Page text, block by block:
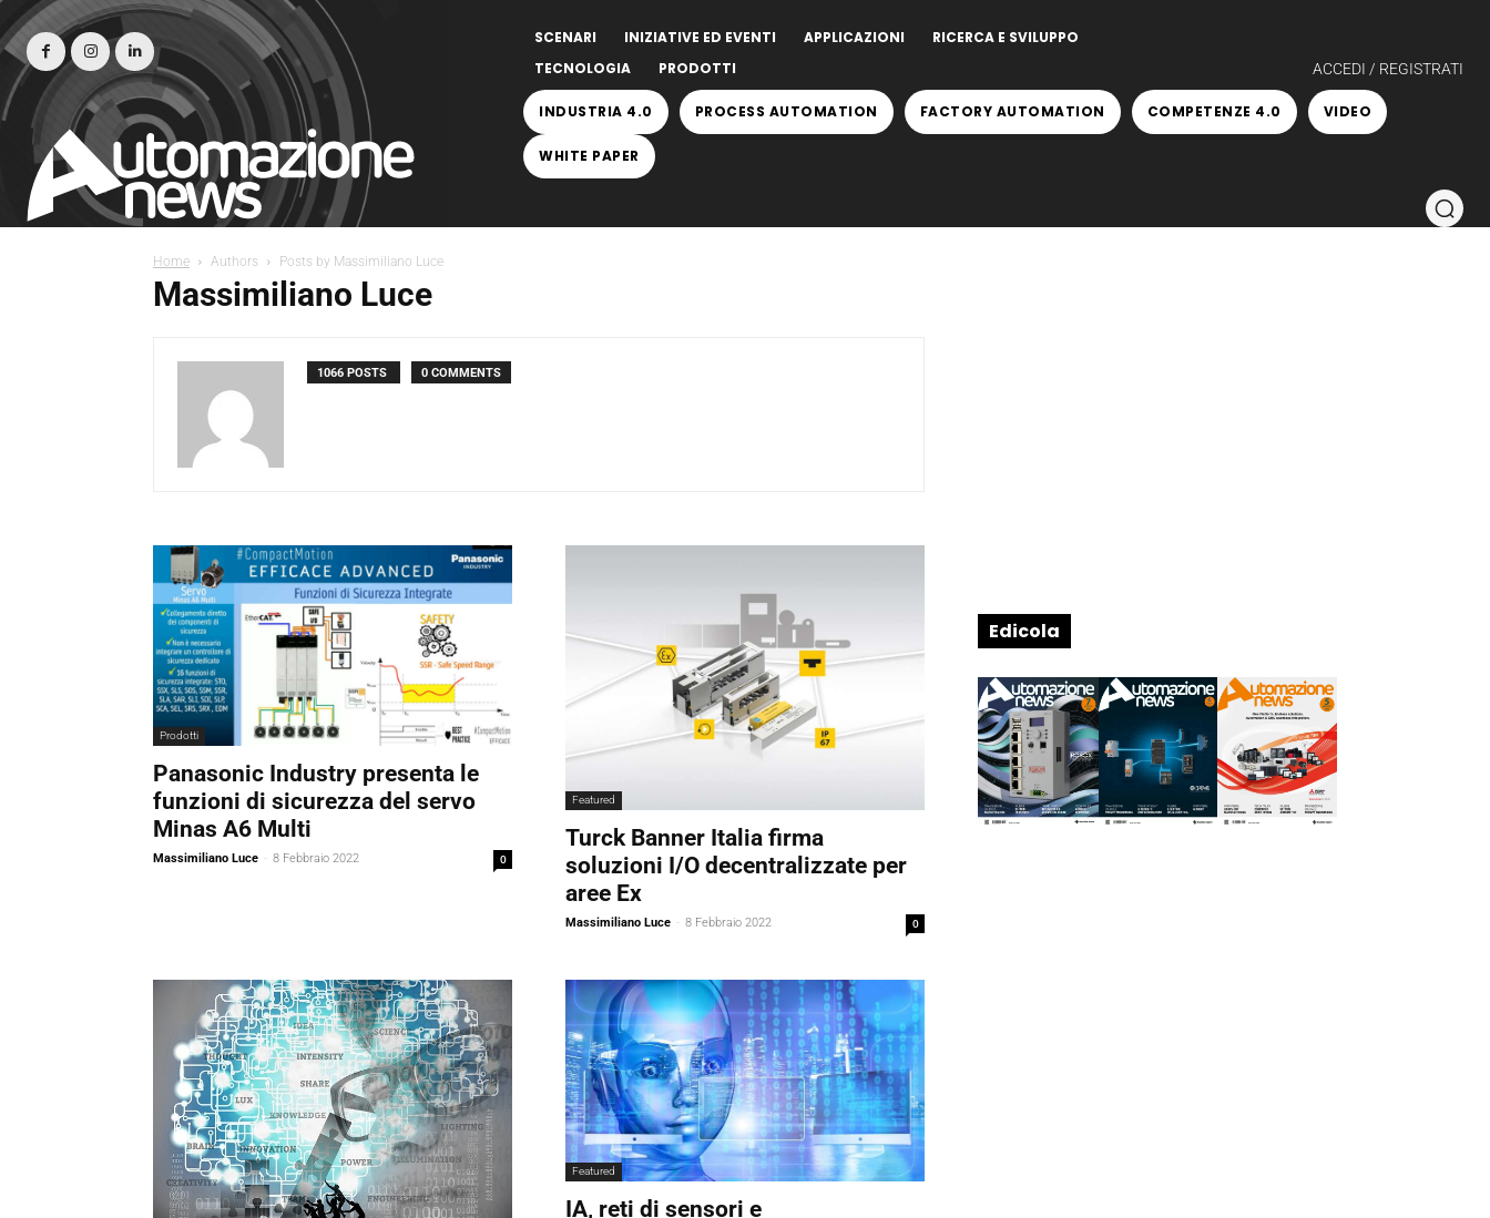
SCENARI INIZIATIVE ED EVENTI APPLICAZIONI
RICERCA E SVILUPPO
TECNOLOGIA
PRODOTTI ACCEDI / REGISTRATI
INDUSTRIA 4.0 PROCESS AUTOMATION FACTORY AUTOMATION COMPETENZE 4.0 VIDEO
WHITE PAPER
Home Authors Posts by Massimiliano Luce
Massimiliano Luce
1066 POSTS 0 COMMENTS
Prodotti
Panasonic Industry presenta le
funzioni di sicurezza del servo
Minas A6 Multi
Massimiliano Luce - 8 Febbraio 2022 0
Featured
Turck Banner Italia firma
soluzioni I/O decentralizzate per
aree Ex
Massimiliano Luce - 8 Febbraio 2022 0
Featured
IA, reti di sensori e
Edicola